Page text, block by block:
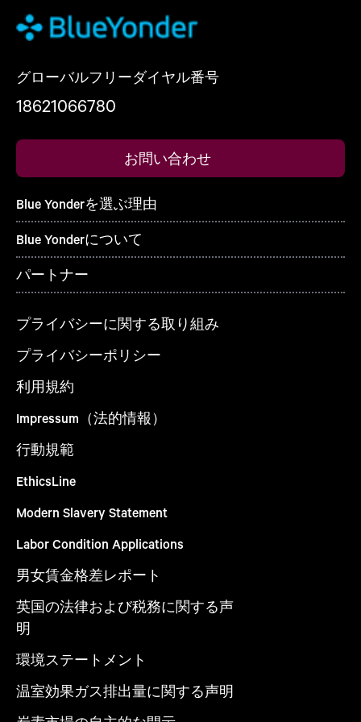
グローバルフリーダイヤル番号
18621066780
お問い合わせ
Blue Yonderを選ぶ理由
Blue Yonderについて
パートナー
プライバシーに関する取り組み
プライバシーポリシー
利用規約
Impressum（法的情報）
行動規範
EthicsLine
Modern Slavery Statement
Labor Condition Applications
男女賃金格差レポート
英国の法律および税務に関する声
明
環境ステートメント
温室効果ガス排出量に関する声明